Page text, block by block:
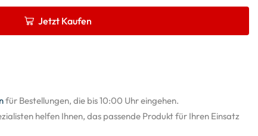
Jetzt Kaufen
für Bestellungen, die bis 10:00 Uhr eingehen.
helfen Ihnen, das passende Produkt für Ihren Einsatz